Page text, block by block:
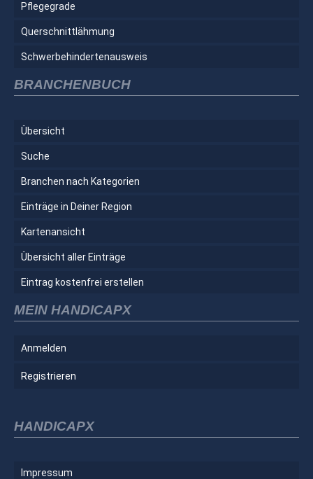
Pflegegrade
Querschnittlähmung
Schwerbehindertenausweis
BRANCHENBUCH
Übersicht
Suche
Branchen nach Kategorien
Einträge in Deiner Region
Kartenansicht
Übersicht aller Einträge
Eintrag kostenfrei erstellen
MEIN HANDICAPX
Anmelden
Registrieren
HANDICAPX
Impressum